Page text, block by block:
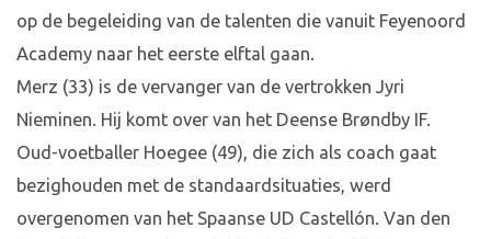
op de begeleiding van de talenten die vanuit Feyenoord
Academy naar het eerste elftal gaan.
Merz (33) is de vervanger van de vertrokken Jyri
Nieminen. Hij komt over van het Deense Brøndby IF.
Oud-voetballer Hoegee (49), die zich als coach gaat
bezighouden met de standaardsituaties, werd
overgenomen van het Spaanse UD Castellón. Van den